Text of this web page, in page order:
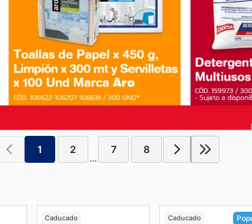
1 2
...
7 8
Caducado Caducado